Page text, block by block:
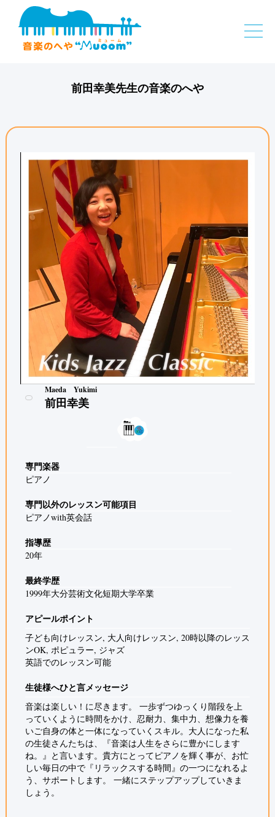
前田幸美先生の音楽のへや
前田幸美
Maeda Yukimi
専門楽器
ピアノ
専門以外のレッスン可能項目
ピアノwith英会話
指導歴
20年
最終学歴
1999年大分芸術文化短期大学卒業
アピールポイント
子ども向けレッスン, 大人向けレッスン, 20時以降のレッス
ンOK, ポピュラー, ジャズ
英語でのレッスン可能
生徒様へひと言メッセージ
音楽は楽しい！に尽きます。 一歩ずつゆっくり階段を上
っていくように時間をかけ、忍耐力、集中力、想像力を養
いご自身の体と一体になっていくスキル。大人になった私
の生徒さんたちは、『音楽は人生をさらに豊かにします
ね。』と言います。貴方にとってピアノを輝く事が、お忙
しい毎日の中で『リラックスする時間』の一つになれるよ
う、サポートします。 一緒にステップアップしていきま
しょう。